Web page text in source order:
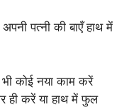
पत्नी की बाएँ हाथ में
कोई नया काम करें
ही करें या हाथ में फुल